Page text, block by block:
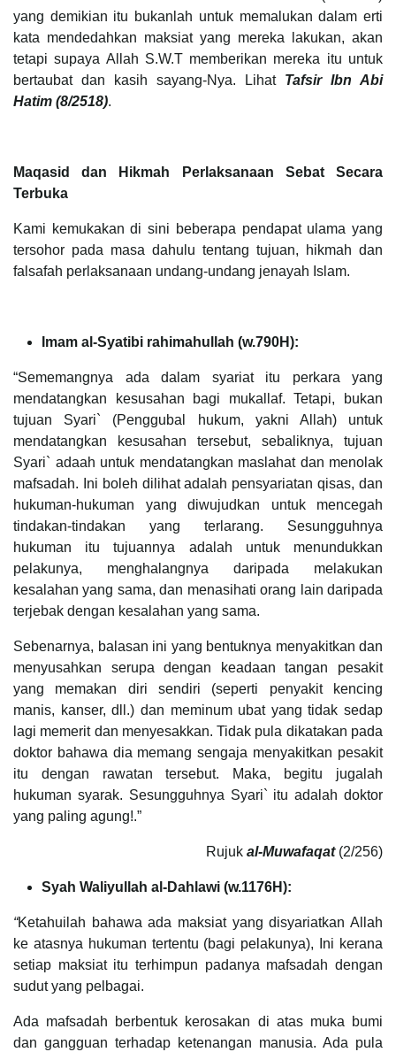
yang demikian itu bukanlah untuk memalukan dalam erti
kata mendedahkan maksiat yang mereka lakukan, akan
tetapi supaya Allah S.W.T memberikan mereka itu untuk
bertaubat dan kasih sayang-Nya. Lihat Tafsir Ibn Abi
Hatim (8/2518).
Maqasid dan Hikmah Perlaksanaan Sebat Secara
Terbuka
Kami kemukakan di sini beberapa pendapat ulama yang
tersohor pada masa dahulu tentang tujuan, hikmah dan
falsafah perlaksanaan undang-undang jenayah Islam.
Imam al-Syatibi rahimahullah (w.790H):
“Sememangnya ada dalam syariat itu perkara yang
mendatangkan kesusahan bagi mukallaf. Tetapi, bukan
tujuan Syari` (Penggubal hukum, yakni Allah) untuk
mendatangkan kesusahan tersebut, sebaliknya, tujuan
Syari` adaah untuk mendatangkan maslahat dan menolak
mafsadah. Ini boleh dilihat adalah pensyariatan qisas, dan
hukuman-hukuman yang diwujudkan untuk mencegah
tindakan-tindakan yang terlarang. Sesungguhnya
hukuman itu tujuannya adalah untuk menundukkan
pelakunya, menghalangnya daripada melakukan
kesalahan yang sama, dan menasihati orang lain daripada
terjebak dengan kesalahan yang sama.
Sebenarnya, balasan ini yang bentuknya menyakitkan dan
menyusahkan serupa dengan keadaan tangan pesakit
yang memakan diri sendiri (seperti penyakit kencing
manis, kanser, dll.) dan meminum ubat yang tidak sedap
lagi memerit dan menyesakkan. Tidak pula dikatakan pada
doktor bahawa dia memang sengaja menyakitkan pesakit
itu dengan rawatan tersebut. Maka, begitu jugalah
hukuman syarak. Sesungguhnya Syari` itu adalah doktor
yang paling agung!.”
Rujuk al-Muwafaqat(2/256)
Syah Waliyullah al-Dahlawi (w.1176H):
“Ketahuilah bahawa ada maksiat yang disyariatkan Allah
ke atasnya hukuman tertentu (bagi pelakunya), Ini kerana
setiap maksiat itu terhimpun padanya mafsadah dengan
sudut yang pelbagai.
Ada mafsadah berbentuk kerosakan di atas muka bumi
dan gangguan terhadap ketenangan manusia. Ada pula